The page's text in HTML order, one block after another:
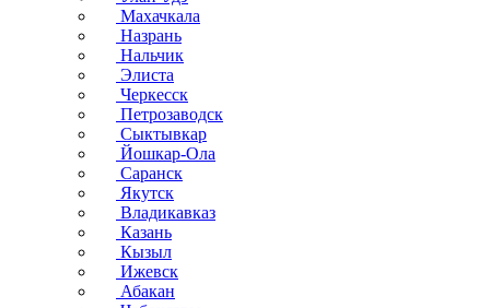
Махачкала
Назрань
Нальчик
Элиста
Черкесск
Петрозаводск
Сыктывкар
Йошкар-Ола
Саранск
Якутск
Владикавказ
Казань
Кызыл
Ижевск
Абакан